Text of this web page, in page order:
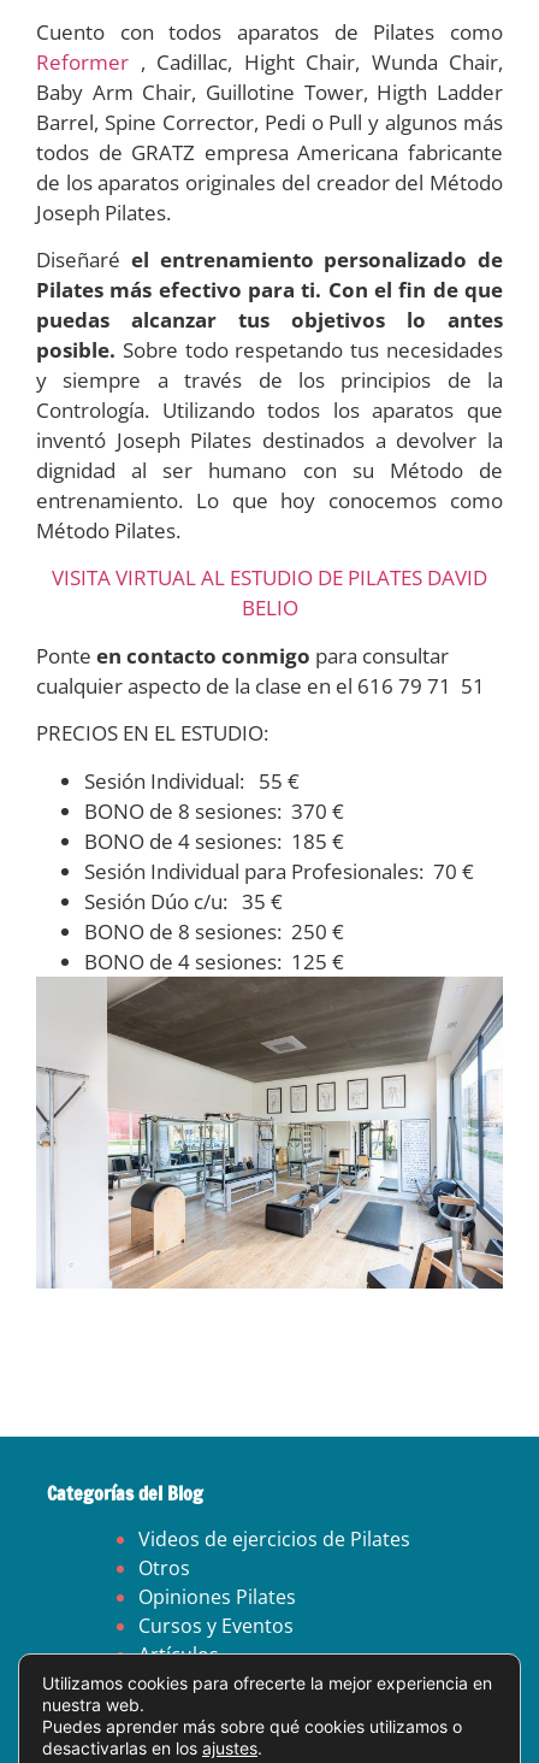
Cuento con todos aparatos de Pilates como
Reformer , Cadillac, Hight Chair, Wunda Chair,
Baby Arm Chair, Guillotine Tower, Higth Ladder
Barrel, Spine Corrector, Pedi o Pull y algunos más
todos de GRATZ empresa Americana fabricante
de los aparatos originales del creador del Método
Joseph Pilates.
Diseñaré el entrenamiento personalizado de
Pilates más efectivo para ti. Con el fin de que
puedas alcanzar tus objetivos lo antes
posible. Sobre todo respetando tus necesidades
y siempre a través de los principios de la
Contrología. Utilizando todos los aparatos que
inventó Joseph Pilates destinados a devolver la
dignidad al ser humano con su Método de
entrenamiento. Lo que hoy conocemos como
Método Pilates.
VISITA VIRTUAL AL ESTUDIO DE PILATES DAVID
BELIO
Ponte en contacto conmigo para consultar
cualquier aspecto de la clase en el 616 79 71 51
PRECIOS EN EL ESTUDIO:
Sesión Individual: 55 €
BONO de 8 sesiones: 370 €
BONO de 4 sesiones: 185 €
Sesión Individual para Profesionales: 70 €
Sesión Dúo c/u: 35 €
BONO de 8 sesiones: 250 €
BONO de 4 sesiones: 125 €
Categorías del Blog
Videos de ejercicios de Pilates
Otros
Opiniones Pilates
Cursos y Eventos
Artículos
Aviso legal
Política de privacidad
Utilizamos cookies para ofrecerte la mejor experiencia en
nuestra web.
Puedes aprender más sobre qué cookies utilizamos o
desactivarlas en los ajustes.